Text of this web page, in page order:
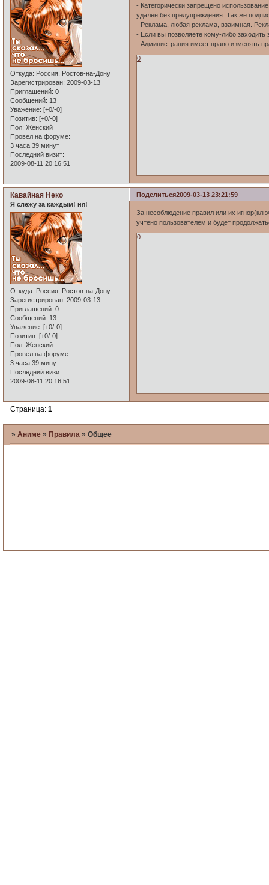
Откуда: Россия, Ростов-на-Дону
Зарегистрирован: 2009-03-13
Приглашений: 0
Сообщений: 13
Уважение: [+0/-0]
Позитив: [+0/-0]
Пол: Женский
Провел на форуме:
3 часа 39 минут
Последний визит:
2009-08-11 20:16:51
- Категорически запрещено
удален без предупреждения. Так же
- Реклама, любая реклама, взаимная.
- Если вы позволяете кому-либо заходить
- Администрация имеет право изменять
0
Поделиться2009-03-13 23:21:59
Кавайная Неко
Я слежу за каждым! ня!
Откуда: Россия, Ростов-на-Дону
Зарегистрирован: 2009-03-13
Приглашений: 0
Сообщений: 13
Уважение: [+0/-0]
Позитив: [+0/-0]
Пол: Женский
Провел на форуме:
3 часа 39 минут
Последний визит:
2009-08-11 20:16:51
За несоблюдение правил или их
учтено пользователем и будет
0
Страница:1
»Аниме » Правила »Общее